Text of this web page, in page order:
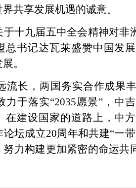
共享发展机遇的诚意。
于十九届五中全会精神对非
总书记达瓦莱盛赞中国发
。
流长，两国务实合作成果
力于落实“2035愿景”，中
在建设国家的道路上，中
坛成立20周年和共建“一
力构建更加紧密的命运共